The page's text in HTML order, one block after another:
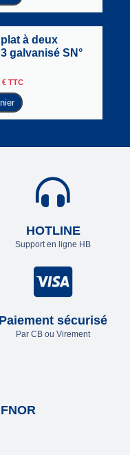
à deux
galvanisé SN°
€ TTC
HOTLINE
Support en ligne HB
Paiement sécurisé
Par CB ou Virement